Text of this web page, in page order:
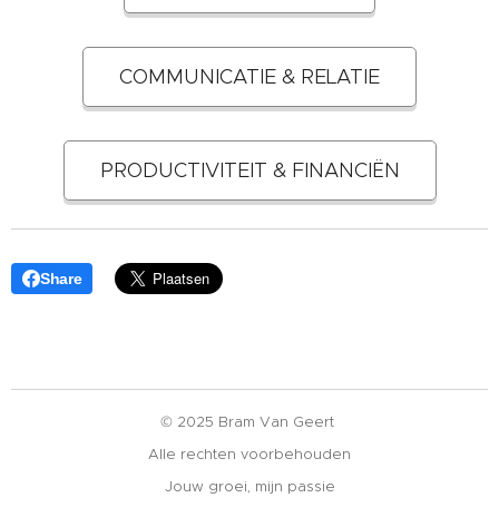
COMMUNICATIE & RELATIE
PRODUCTIVITEIT & FINANCIËN
Share
© 2025 Bram Van Geert
Alle rechten voorbehouden
Jouw groei, mijn passie